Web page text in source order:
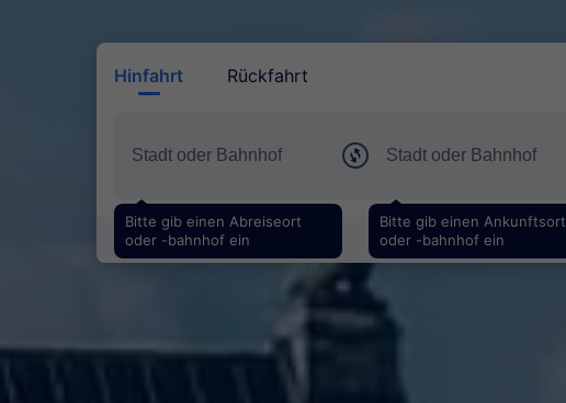
Hinfahrt Rückfahrt
Bitte gib einen Abreiseort
oder -bahnhof ein
Bitte gib einen Ankunftsort
oder -bahnhof ein